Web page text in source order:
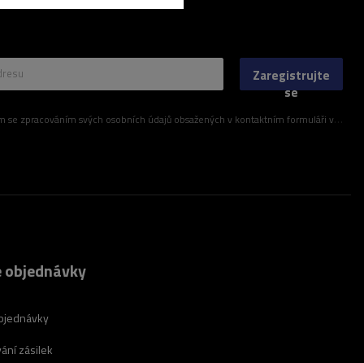
svých osobních údajů obsažených v kontaktním formuláři v souladu s nařízením Evropského parlamentu a Rady (EU)
Zaregistrujte
se
objednávky
zásilek